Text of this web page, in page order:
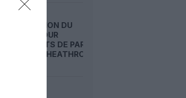
STAGNATION DU
TRAFIC POUR
AÉROPORTS DE PARIS,
LONDRES‑HEATHROW...